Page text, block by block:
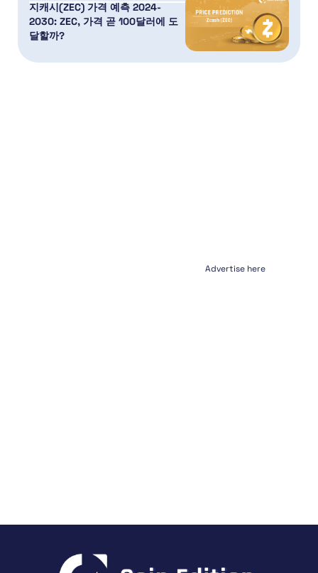
지캐시(ZEC) 가격 예측 2024-
2030: ZEC, 가격 곧 100달러에 도
달할까?
Advertise here